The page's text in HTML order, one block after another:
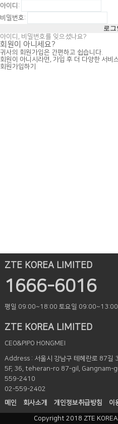
아이디:
비밀번호:
아이디, 비밀번호를 잊으셨나요?
회원이 아니세요?
귀사의 회원가입은 간편하고 쉽습니다.
회원이 아니시라면, 가입 후 더 다양한 서비
회원가입하기
ZTE KOREA LIMITED
1666-6016
평일 09:00~18:00 토요일 09:00~13:00
ZTE KOREA LIMITED
CEO&PIPO HONGMEI
Address : 서울시 강남구 테헤란로 87길
5F, 36, teheran-ro 87-gil, Gangnam-
559-2410
02-559-2402
메인
회사소개 개인정보취급방침 이
Copyright 2018 ZTE KOREA.